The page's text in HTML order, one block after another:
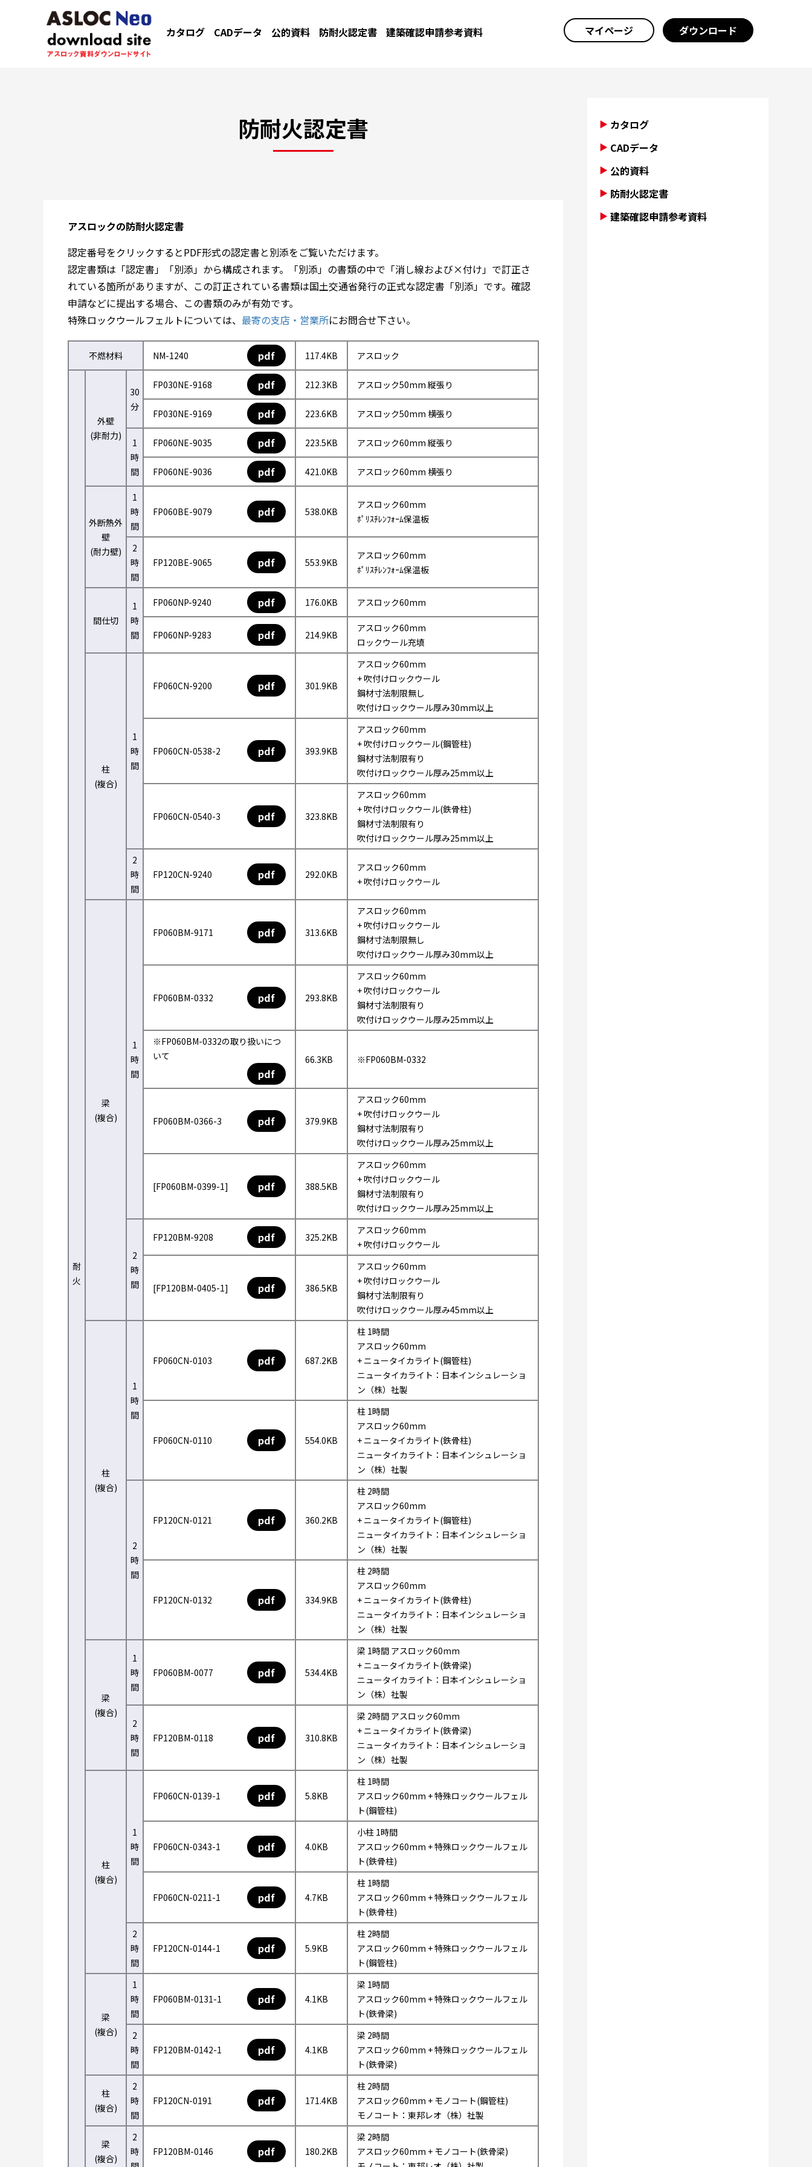
カタログ CADデータ 公的資料 防耐火認定書 建築確認申請参考資料 マイページ ダウンロード
防耐火認定書
アスロックの防耐火認定書
認定番号をクリックするとPDF形式の認定書と別添をご覧いただけます。
認定書類は「認定書」「別添」から構成されます。「別添」の書類の中で「消し線および×付け」で訂正さ
れている箇所がありますが、この訂正されている書類は国土交通省発行の正式な認定書「別添」です。確認
申請などに提出する場合、この書類のみが有効です。
特殊ロックウールフェルトについては、 最寄の支店・営業所にお問合せ下さい。
不燃材料 NM-1240 pdf 117.4KB アスロック
耐
火
外壁
(非耐力)
30
分
FP030NE-9168 pdf 212.3KB アスロック50mm 縦張り
FP030NE-9169 pdf 223.6KB アスロック50mm 横張り
1
時
間
FP060NE-9035 pdf 223.5KB アスロック60mm 縦張り
FP060NE-9036 pdf 421.0KB アスロック60mm 横張り
外断熱外
壁
(耐力壁)
1
時
間
FP060BE-9079 pdf 538.0KB
アスロック60mm
ﾎﾟﾘｽﾁﾚﾝﾌｫｰﾑ保温板
2
時
間
FP120BE-9065 pdf 553.9KB
アスロック60mm
ﾎﾟﾘｽﾁﾚﾝﾌｫｰﾑ保温板
間仕切
1
時
間
FP060NP-9240 pdf 176.0KB アスロック60mm
FP060NP-9283 pdf 214.9KB
アスロック60mm
ロックウール充填
柱
(複合)
1
時
間
FP060CN-9200 pdf 301.9KB
アスロック60mm
+ 吹付けロックウール
鋼材寸法制限無し
吹付けロックウール厚み30mm以上
FP060CN-0538-2 pdf 393.9KB
アスロック60mm
+ 吹付けロックウール(鋼管柱)
鋼材寸法制限有り
吹付けロックウール厚み25mm以上
FP060CN-0540-3 pdf 323.8KB
アスロック60mm
+ 吹付けロックウール(鉄骨柱)
鋼材寸法制限有り
吹付けロックウール厚み25mm以上
2
時
間
FP120CN-9240 pdf 292.0KB
アスロック60mm
+ 吹付けロックウール
梁
(複合)
1
時
間
FP060BM-9171 pdf 313.6KB
アスロック60mm
+ 吹付けロックウール
鋼材寸法制限無し
吹付けロックウール厚み30mm以上
FP060BM-0332 pdf 293.8KB
アスロック60mm
+ 吹付けロックウール
鋼材寸法制限有り
吹付けロックウール厚み25mm以上
※FP060BM-0332の取り扱いにつ
いて
pdf
66.3KB ※FP060BM-0332
FP060BM-0366-3 pdf 379.9KB
アスロック60mm
+ 吹付けロックウール
鋼材寸法制限有り
吹付けロックウール厚み25mm以上
[FP060BM-0399-1] pdf 388.5KB
アスロック60mm
+ 吹付けロックウール
鋼材寸法制限有り
吹付けロックウール厚み25mm以上
2
時
間
FP120BM-9208 pdf 325.2KB
アスロック60mm
+ 吹付けロックウール
[FP120BM-0405-1] pdf 386.5KB
アスロック60mm
+ 吹付けロックウール
鋼材寸法制限有り
吹付けロックウール厚み45mm以上
柱
(複合)
1
時
間
FP060CN-0103 pdf 687.2KB
柱 1時間
アスロック60mm
+ ニュータイカライト(鋼管柱)
ニュータイカライト：日本インシュレーショ
ン（株）社製
FP060CN-0110 pdf 554.0KB
柱 1時間
アスロック60mm
+ ニュータイカライト(鉄骨柱)
ニュータイカライト：日本インシュレーショ
ン（株）社製
2
時
間
FP120CN-0121 pdf 360.2KB
柱 2時間
アスロック60mm
+ ニュータイカライト(鋼管柱)
ニュータイカライト：日本インシュレーショ
ン（株）社製
FP120CN-0132 pdf 334.9KB
柱 2時間
アスロック60mm
+ ニュータイカライト(鉄骨柱)
ニュータイカライト：日本インシュレーショ
ン（株）社製
梁
(複合)
1
時
間
FP060BM-0077 pdf 534.4KB
梁 1時間 アスロック60mm
+ ニュータイカライト(鉄骨梁)
ニュータイカライト：日本インシュレーショ
ン（株）社製
2
時
間
FP120BM-0118 pdf 310.8KB
梁 2時間 アスロック60mm
+ ニュータイカライト(鉄骨梁)
ニュータイカライト：日本インシュレーショ
ン（株）社製
柱
(複合)
1
時
間
FP060CN-0139-1 pdf 5.8KB
柱 1時間
アスロック60mm + 特殊ロックウールフェル
ト(鋼管柱)
FP060CN-0343-1 pdf 4.0KB
小柱 1時間
アスロック60mm + 特殊ロックウールフェル
ト(鉄骨柱)
FP060CN-0211-1 pdf 4.7KB
柱 1時間
アスロック60mm + 特殊ロックウールフェル
ト(鉄骨柱)
2
時
間
FP120CN-0144-1 pdf 5.9KB
柱 2時間
アスロック60mm + 特殊ロックウールフェル
ト(鋼管柱)
梁
(複合)
1
時
間
FP060BM-0131-1 pdf 4.1KB
梁 1時間
アスロック60mm + 特殊ロックウールフェル
ト(鉄骨梁)
2
時
間
FP120BM-0142-1 pdf 4.1KB
梁 2時間
アスロック60mm + 特殊ロックウールフェル
ト(鉄骨梁)
柱
(複合)
2
時
間
FP120CN-0191 pdf 171.4KB
柱 2時間
アスロック60mm + モノコート(鋼管柱)
モノコート：東邦レオ（株）社製
梁
(複合)
2
時
FP120BM-0146 pdf 180.2KB
梁 2時間
アスロック60mm + モノコート(鉄骨梁)
カタログ
CADデータ
公的資料
防耐火認定書
建築確認申請参考資料